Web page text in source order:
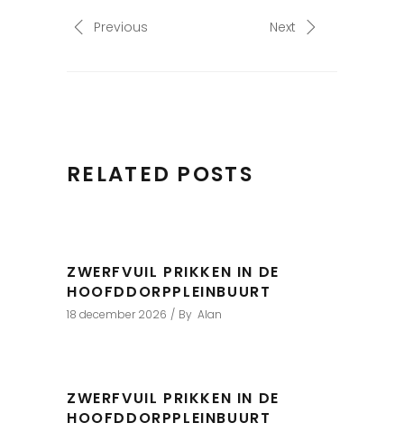
Previous Next
RELATED POSTS
ZWERFVUIL PRIKKEN IN DE
HOOFDDORPPLEINBUURT
18 december 2026 By Alan
ZWERFVUIL PRIKKEN IN DE
HOOFDDORPPLEINBUURT